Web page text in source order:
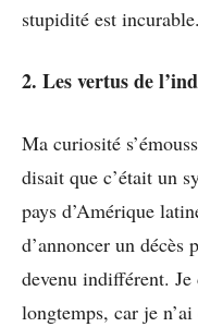
stupidité est
2. Les vertus de
Ma curiosité
disait que c’était un
pays d’Amérique
d’annoncer un
devenu indifférent.
longtemps, car je